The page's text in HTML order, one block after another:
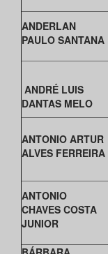
ANDERLAN
PAULO SANTANA
ANDRÉ LUIS
DANTAS MELO
ANTONIO ARTUR
ALVES FERREIRA
ANTONIO
CHAVES COSTA
JUNIOR